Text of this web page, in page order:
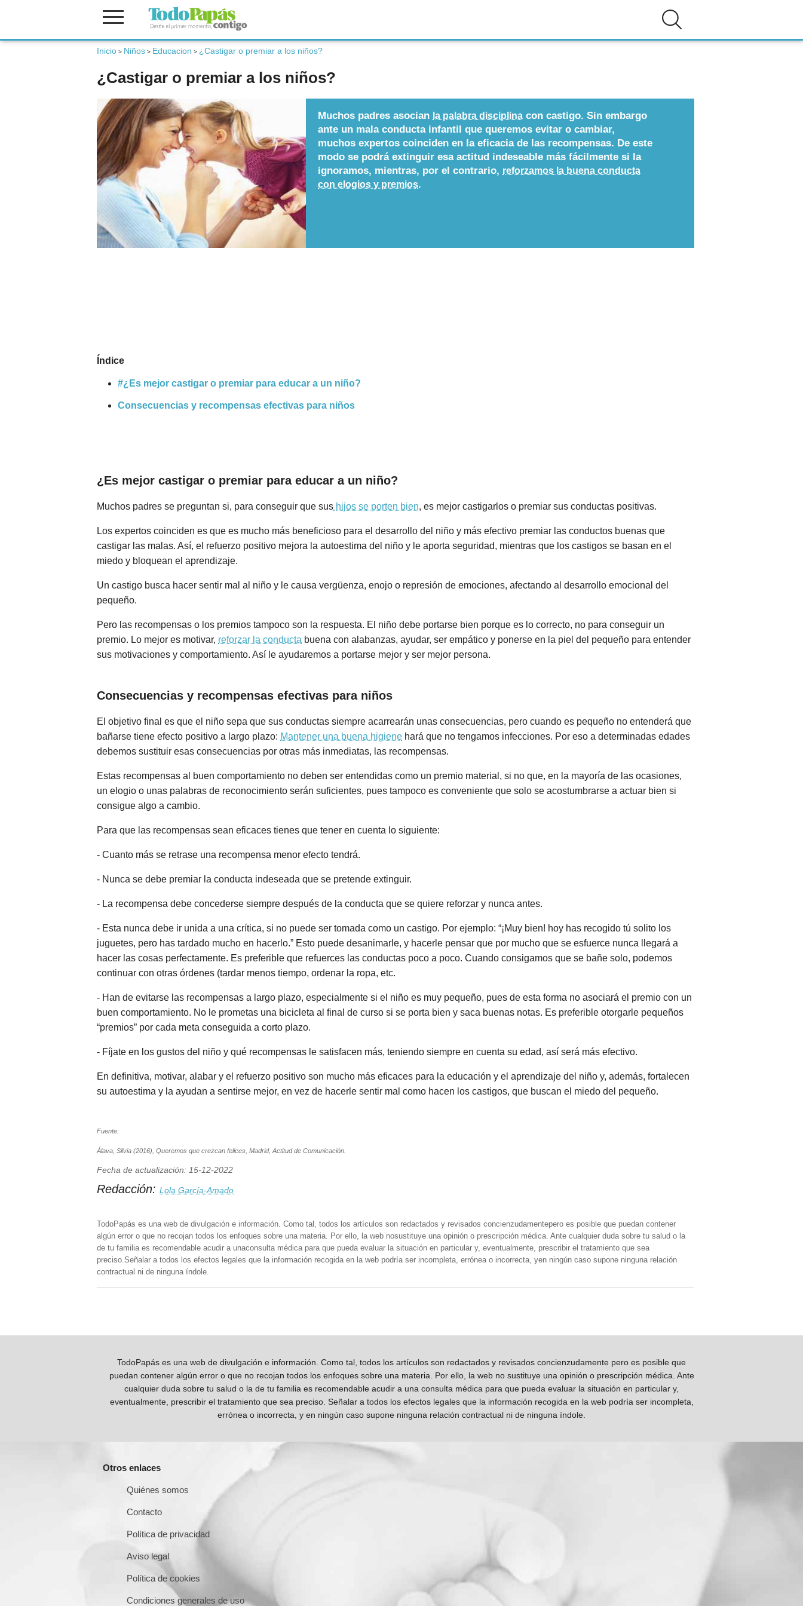
Inicio > Niños > Educacion > ¿Castigar o premiar a los niños?
¿Castigar o premiar a los niños?
Muchos padres asocian la palabra disciplina con castigo. Sin embargo
ante un mala conducta infantil que queremos evitar o cambiar,
muchos expertos coinciden en la eficacia de las recompensas. De este
modo se podrá extinguir esa actitud indeseable más fácilmente si la
ignoramos, mientras, por el contrario, reforzamos la buena conducta
con elogios y premios.
Índice
#¿Es mejor castigar o premiar para educar a un niño?
Consecuencias y recompensas efectivas para niños
¿Es mejor castigar o premiar para educar a un niño?
Muchos padres se preguntan si, para conseguir que sus hijos se porten bien, es mejor castigarlos o premiar sus conductas positivas.
Los expertos coinciden es que es mucho más beneficioso para el desarrollo del niño y más efectivo premiar las conductos buenas que
castigar las malas. Así, el refuerzo positivo mejora la autoestima del niño y le aporta seguridad, mientras que los castigos se basan en el
miedo y bloquean el aprendizaje.
Un castigo busca hacer sentir mal al niño y le causa vergüenza, enojo o represión de emociones, afectando al desarrollo emocional del
pequeño.
Pero las recompensas o los premios tampoco son la respuesta. El niño debe portarse bien porque es lo correcto, no para conseguir un
premio. Lo mejor es motivar, reforzar la conducta buena con alabanzas, ayudar, ser empático y ponerse en la piel del pequeño para entender
sus motivaciones y comportamiento. Así le ayudaremos a portarse mejor y ser mejor persona.
Consecuencias y recompensas efectivas para niños
El objetivo final es que el niño sepa que sus conductas siempre acarrearán unas consecuencias, pero cuando es pequeño no entenderá que
bañarse tiene efecto positivo a largo plazo: Mantener una buena higiene hará que no tengamos infecciones. Por eso a determinadas edades
debemos sustituir esas consecuencias por otras más inmediatas, las recompensas.
Estas recompensas al buen comportamiento no deben ser entendidas como un premio material, si no que, en la mayoría de las ocasiones,
un elogio o unas palabras de reconocimiento serán suficientes, pues tampoco es conveniente que solo se acostumbrarse a actuar bien si
consigue algo a cambio.
Para que las recompensas sean eficaces tienes que tener en cuenta lo siguiente:
- Cuanto más se retrase una recompensa menor efecto tendrá.
- Nunca se debe premiar la conducta indeseada que se pretende extinguir.
- La recompensa debe concederse siempre después de la conducta que se quiere reforzar y nunca antes.
- Esta nunca debe ir unida a una crítica, si no puede ser tomada como un castigo. Por ejemplo: “¡Muy bien! hoy has recogido tú solito los
juguetes, pero has tardado mucho en hacerlo.” Esto puede desanimarle, y hacerle pensar que por mucho que se esfuerce nunca llegará a
hacer las cosas perfectamente. Es preferible que refuerces las conductas poco a poco. Cuando consigamos que se bañe solo, podemos
continuar con otras órdenes (tardar menos tiempo, ordenar la ropa, etc.
- Han de evitarse las recompensas a largo plazo, especialmente si el niño es muy pequeño, pues de esta forma no asociará el premio con un
buen comportamiento. No le prometas una bicicleta al final de curso si se porta bien y saca buenas notas. Es preferible otorgarle pequeños
“premios” por cada meta conseguida a corto plazo.
- Fíjate en los gustos del niño y qué recompensas le satisfacen más, teniendo siempre en cuenta su edad, así será más efectivo.
En definitiva, motivar, alabar y el refuerzo positivo son mucho más eficaces para la educación y el aprendizaje del niño y, además, fortalecen
su autoestima y la ayudan a sentirse mejor, en vez de hacerle sentir mal como hacen los castigos, que buscan el miedo del pequeño.
Fuente:
Álava, Silvia (2016), Queremos que crezcan felices, Madrid, Actitud de Comunicación.
Fecha de actualización: 15-12-2022
Redacción: Lola García-Amado
TodoPapás es una web de divulgación e información. Como tal, todos los artículos son redactados y revisados concienzudamentepero es posible que puedan contener
algún error o que no recojan todos los enfoques sobre una materia. Por ello, la web nosustituye una opinión o prescripción médica. Ante cualquier duda sobre tu salud o la
de tu familia es recomendable acudir a unaconsulta médica para que pueda evaluar la situación en particular y, eventualmente, prescribir el tratamiento que sea
preciso.Señalar a todos los efectos legales que la información recogida en la web podría ser incompleta, errónea o incorrecta, yen ningún caso supone ninguna relación
contractual ni de ninguna índole.
TodoPapás es una web de divulgación e información. Como tal, todos los artículos son redactados y revisados concienzudamente pero es posible que
puedan contener algún error o que no recojan todos los enfoques sobre una materia. Por ello, la web no sustituye una opinión o prescripción médica. Ante
cualquier duda sobre tu salud o la de tu familia es recomendable acudir a una consulta médica para que pueda evaluar la situación en particular y,
eventualmente, prescribir el tratamiento que sea preciso. Señalar a todos los efectos legales que la información recogida en la web podría ser incompleta,
errónea o incorrecta, y en ningún caso supone ninguna relación contractual ni de ninguna índole.
Otros enlaces
Quiénes somos
Contacto
Política de privacidad
Aviso legal
Política de cookies
Condiciones generales de uso